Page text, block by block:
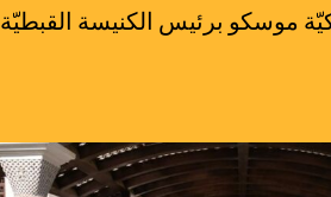
موسكو برئيس الكنيسة القبطيّة